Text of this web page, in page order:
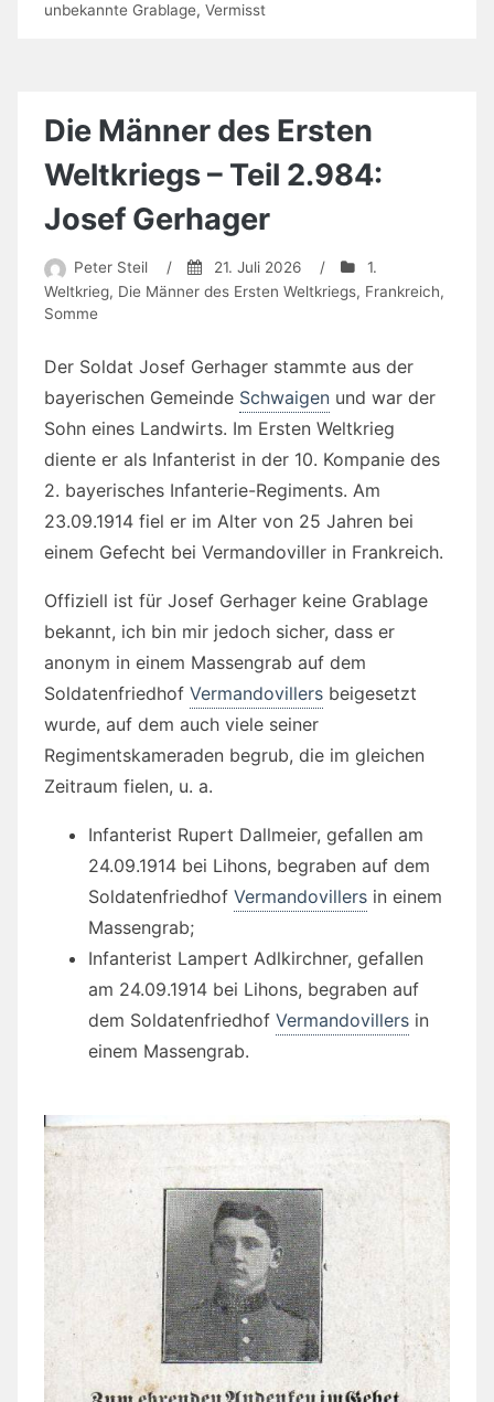
unbekannte Grablage, Vermisst
Die Männer des Ersten
Weltkriegs – Teil 2.984:
Josef Gerhager
Peter Steil / 21. Juli 2026 /
1.
Weltkrieg, Die Männer des Ersten Weltkriegs, Frankreich,
Somme
Der Soldat Josef Gerhager stammte aus der
bayerischen Gemeinde Schwaigen und war der
Sohn eines Landwirts. Im Ersten Weltkrieg
diente er als Infanterist in der 10. Kompanie des
2. bayerisches Infanterie-Regiments. Am
23.09.1914 fiel er im Alter von 25 Jahren bei
einem Gefecht bei Vermandoviller in Frankreich.
Offiziell ist für Josef Gerhager keine Grablage
bekannt, ich bin mir jedoch sicher, dass er
anonym in einem Massengrab auf dem
Soldatenfriedhof Vermandovillers beigesetzt
wurde, auf dem auch viele seiner
Regimentskameraden begrub, die im gleichen
Zeitraum fielen, u. a.
Infanterist Rupert Dallmeier, gefallen am
24.09.1914 bei Lihons, begraben auf dem
Soldatenfriedhof Vermandovillers in einem
Massengrab;
Infanterist Lampert Adlkirchner, gefallen
am 24.09.1914 bei Lihons, begraben auf
dem Soldatenfriedhof Vermandovillers in
einem Massengrab.